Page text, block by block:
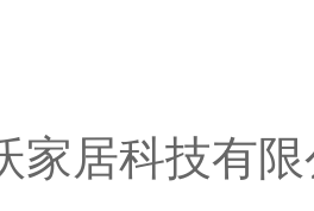
家居科技有